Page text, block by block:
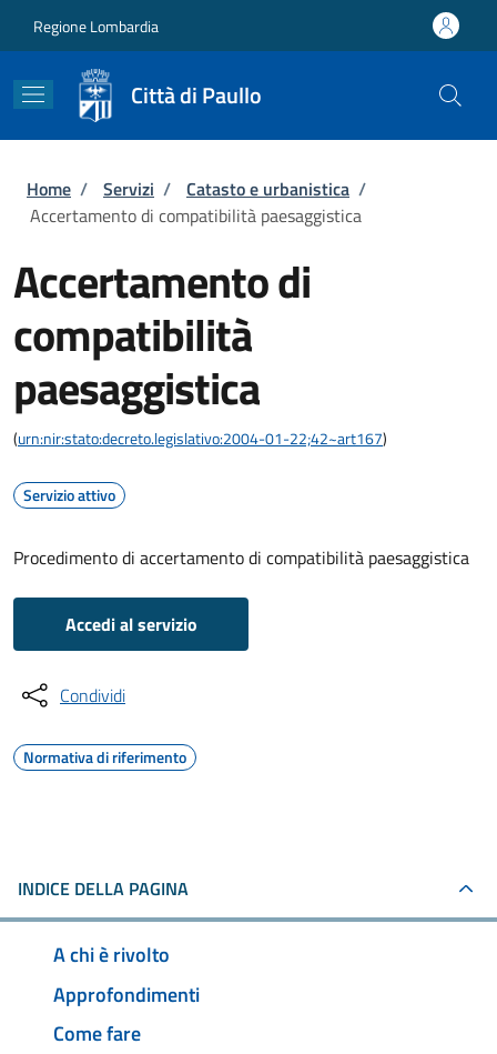
Regione Lombardia
Città di Paullo
Briciole di pane
Home / Servizi / Catasto e urbanistica /
Accertamento di compatibilità paesaggistica
Accertamento di
compatibilità
paesaggistica
(urn:nir:stato:decreto.legislativo:2004-01-22;42~art167)
Servizio attivo
Procedimento di accertamento di compatibilità paesaggistica
Accedi al servizio
Condividi
Normativa di riferimento
INDICE DELLA PAGINA
A chi è rivolto
Approfondimenti
Come fare